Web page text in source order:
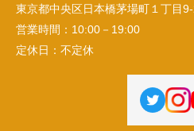
東京都中央区日本橋茅場町１丁目
営業時間： 10:00－19:00
定休日： 不定休